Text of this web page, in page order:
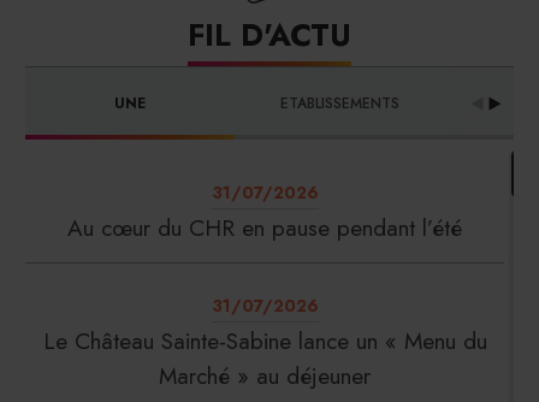
FIL D'ACTU
UNE ETABLISSEMENTS
31/07/2026
Au cœur du CHR en pause pendant l’été
31/07/2026
Le Château Sainte-Sabine lance un « Menu du
Marché » au déjeuner